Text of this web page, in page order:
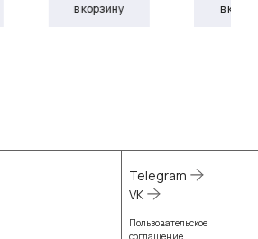
в корзину в
Telegram
VK
Пользовательское
соглашение